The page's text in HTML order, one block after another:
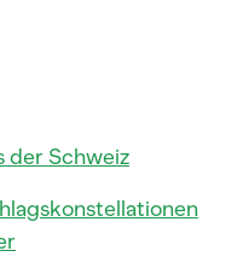
der Schweiz